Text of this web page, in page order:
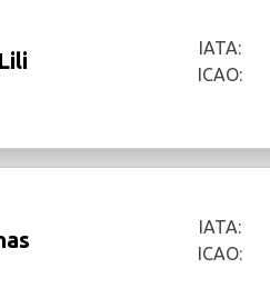
IATA:
ICAO:
IATA:
ICAO: